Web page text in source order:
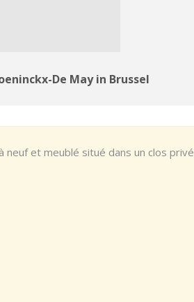
De May in Brussel
et meublé situé dans un clos privé